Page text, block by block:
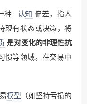
种 认知 偏差，指人
现有状态或决策，将
是对变化的非理性抗
惯等领域。在交易中
模型 （如坚持亏损的